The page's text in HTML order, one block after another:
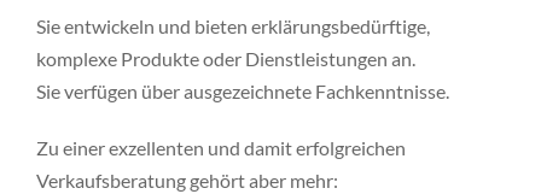
Sie entwickeln und bieten erklärungsbedürftige,
komplexe Produkte oder Dienstleistungen an.
Sie verfügen über ausgezeichnete Fachkenntnisse.
Zu einer exzellenten und damit erfolgreichen
Verkaufsberatung gehört aber mehr: